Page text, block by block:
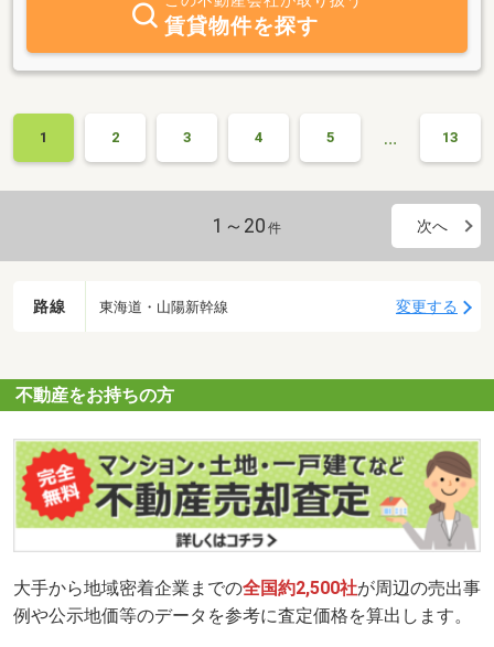
賃貸物件を探す
1 2 3 4 5 … 13
1～20 件 次へ
路線 東海道・山陽新幹線 変更する
不動産をお持ちの方
大手から地域密着企業までの全国約2,500社が周辺の売出事
例や公示地価等のデータを参考に査定価格を算出します。